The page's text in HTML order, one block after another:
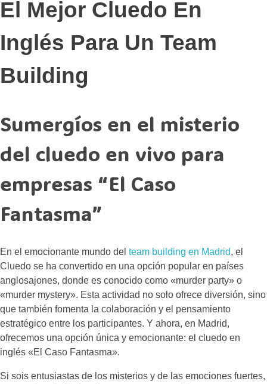
El Mejor Cluedo En
Inglés Para Un Team
Building
Sumergíos en el misterio
del cluedo en vivo para
empresas “El Caso
Fantasma”
En el emocionante mundo del team building en Madrid, el
Cluedo se ha convertido en una opción popular en países
anglosajones, donde es conocido como «murder party» o
«murder mystery». Esta actividad no solo ofrece diversión, sino
que también fomenta la colaboración y el pensamiento
estratégico entre los participantes. Y ahora, en Madrid,
ofrecemos una opción única y emocionante: el cluedo en
inglés «El Caso Fantasma».
Si sois entusiastas de los misterios y de las emociones fuertes,